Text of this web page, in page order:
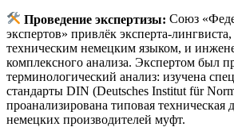
Проведение экспертизы: Союз
экспертов» привлёк эксперта-
техническим немецким языком, и
комплексного анализа. Экспертом был
терминологический анализ: изучена
стандарты DIN (Deutsches Institut für
проанализирована типовая техническая
немецких производителей муфт.